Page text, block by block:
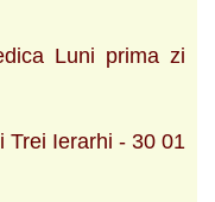
Luni prima zi
Trei Ierarhi - 30 01